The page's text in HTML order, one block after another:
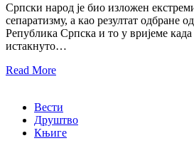
Српски народ је био изложен
сепаратизму, а као резултат одбране
Република Српска и то у вријеме
истакнуто…
Read More
Вести
Друштво
Књиге